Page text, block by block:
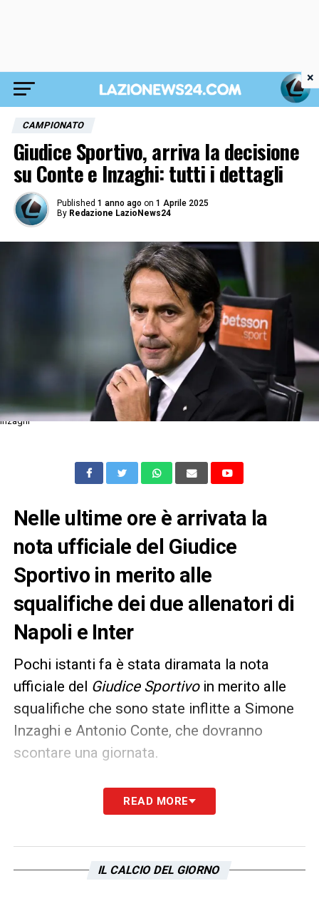
CAMPIONATO
Giudice Sportivo, arriva la decisione
su Conte e Inzaghi: tutti i dettagli
Published 1 anno ago on 1 Aprile 2025
By Redazione LazioNews24
Inzaghi
Nelle ultime ore è arrivata la
nota ufficiale del Giudice
Sportivo in merito alle
squalifiche dei due allenatori di
Napoli e Inter
Pochi istanti fa è stata diramata la nota
ufficiale del Giudice Sportivoin merito alle
squalifiche che sono state inflitte a Simone
Inzaghi e Antonio Conte, che dovranno
scontare una giornata.
L’allenatore dell’Interper il rosso ricevuto
contro l’Udinese e l’allenatore del Napoli per
essere presente sulla panchina del club
READ MORE
IL CALCIO DEL GIORNO
×